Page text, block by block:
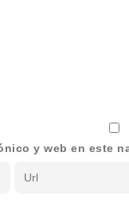
y web en este